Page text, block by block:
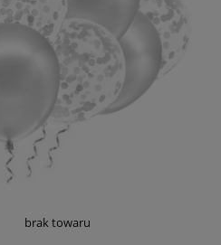
brak towaru